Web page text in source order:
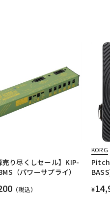
売り尽くしセール】KIP-
（パワーサプライ）
（税込）
KORG
¥